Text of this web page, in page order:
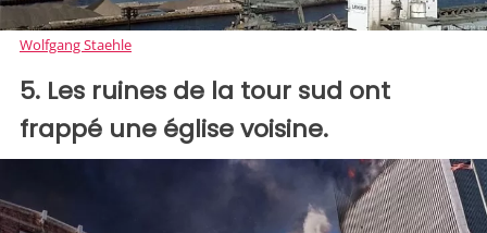
Wolfgang Staehle
5. Les ruines de la tour sud ont
frappé une église voisine.